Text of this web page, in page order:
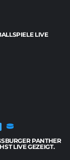
LIVE
PANTHER
LIVE GEZEIGT.